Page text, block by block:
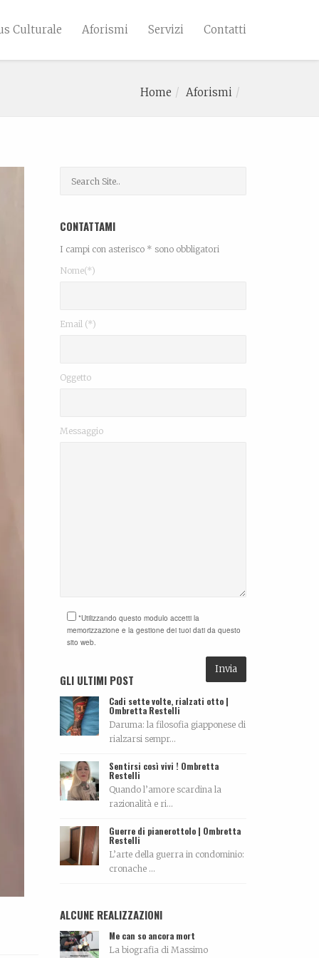
Culturale Aforismi Servizi Contatti
Home Aforismi
CONTATTAMI
I campi con asterisco * sono obbligatori
Nome(*)
Email (*)
Oggetto
Messaggio
*Utilizzando questo modulo accetti la
memorizzazione e la gestione dei tuoi dati da questo
sito web.
GLI ULTIMI POST
Cadi sette volte, rialzati otto |
Ombretta Restelli
Daruma: la filosofia giapponese di
rialzarsi sempr...
Sentirsi così vivi ! Ombretta
Restelli
Quando l’amore scardina la
razionalità e ri...
Guerre di pianerottolo | Ombretta
Restelli
L’arte della guerra in condominio:
cronache ...
ALCUNE REALIZZAZIONI
Me can so ancora mort
La biografia di Massimo